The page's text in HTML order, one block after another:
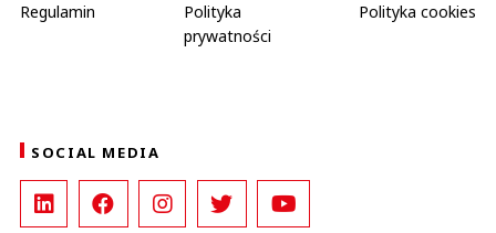
Regulamin
Polityka
prywatności
Polityka cookies
SOCIAL MEDIA